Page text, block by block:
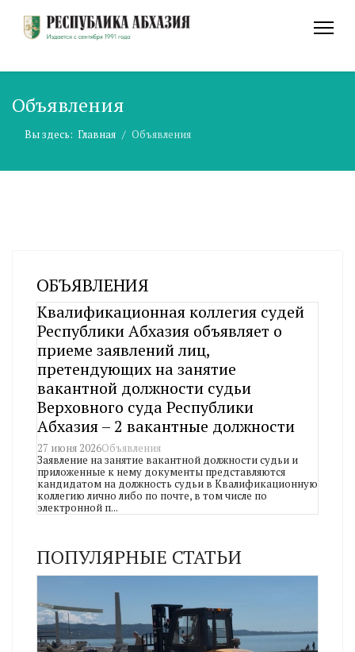
Объявления
Вы здесь: Главная Объявления
ОБЪЯВЛЕНИЯ
Квалификационная коллегия судей
Республики Абхазия объявляет о
приеме заявлений лиц,
претендующих на занятие
вакантной должности судьи
Верховного суда Республики
Абхазия – 2 вакантные должности
27 июня 2026Объявления
Заявление на занятие вакантной должности судьи и
приложенные к нему документы представляются
кандидатом на должность судьи в Квалификационную
коллегию лично либо по почте, в том числе по
электронной п...
ПОПУЛЯРНЫЕ СТАТЬИ